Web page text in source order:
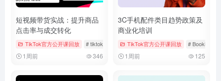
短视频带货实战：提升商品
点击率与成交转化
TikTok官方公开课回放 # tiktok # 厨房用品 # 官方公开课回放
1周前 346
3C手机配件类目趋势政策及
商业化培训
TikTok官方公开课回放 # Bookings
1周前 125